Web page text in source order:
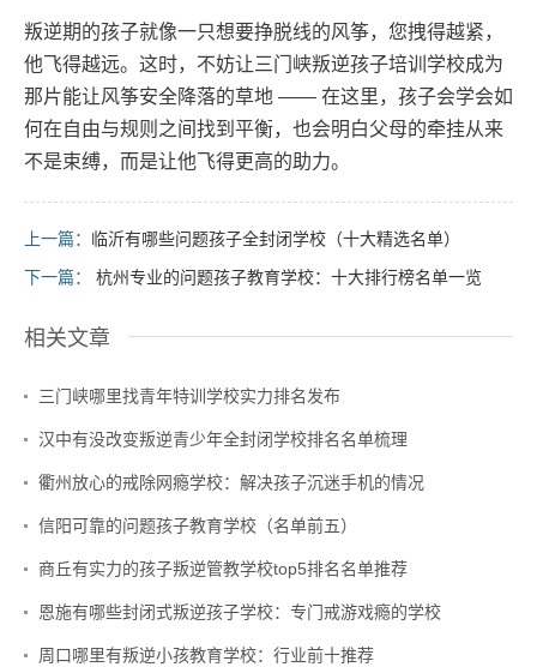
叛逆期的孩子就像一只想要挣脱线的风筝，您拽得越紧，
他飞得越远。这时，不妨让三门峡叛逆孩子培训学校成为
那片能让风筝安全降落的草地 —— 在这里，孩子会学会如
何在自由与规则之间找到平衡，也会明白父母的牵挂从来
不是束缚，而是让他飞得更高的助力。
上一篇： 临沂有哪些问题孩子全封闭学校（十大精选名单）
下一篇：
杭州专业的问题孩子教育学校：十大排行榜名单一览
相关文章
三门峡哪里找青年特训学校实力排名发布
汉中有没改变叛逆青少年全封闭学校排名名单梳理
衢州放心的戒除网瘾学校：解决孩子沉迷手机的情况
信阳可靠的问题孩子教育学校（名单前五）
商丘有实力的孩子叛逆管教学校top5排名名单推荐
恩施有哪些封闭式叛逆孩子学校：专门戒游戏瘾的学校
周口哪里有叛逆小孩教育学校：行业前十推荐